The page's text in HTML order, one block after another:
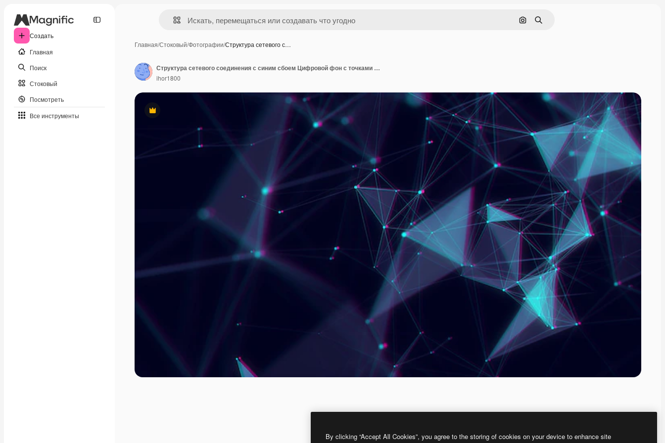
Создать
Главная
Поиск
Стоковый
Посмотреть
Все инструменты
Поиск по изображению
Поиск
Главная/Стоковый/Фотографии/Структура сетевого с…
Премиум
Структура сетевого соединения с синим сбоем Цифровой фон с точками и линиями Визуализация больших данных 3D-рендерирование
ihor1800
By clicking “Accept All Cookies”, you agree to the storing of cookies on your device to enhance site